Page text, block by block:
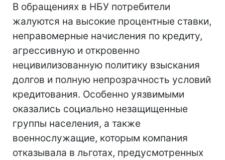
В обращениях в НБУ потребители
жалуются на высокие процентные ставки,
неправомерные начисления по кредиту,
агрессивную и откровенно
нецивилизованную политику взыскания
долгов и полную непрозрачность условий
кредитования. Особенно уязвимыми
оказались социально незащищенные
группы населения, а также
военнослужащие, которым компания
отказывала в льготах, предусмотренных